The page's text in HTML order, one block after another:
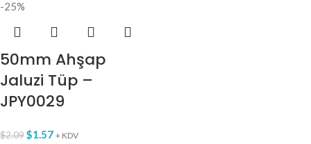
-25%
50mm Ahşap
Jaluzi Tüp –
JPY0029
$2.09$1.57 + KDV